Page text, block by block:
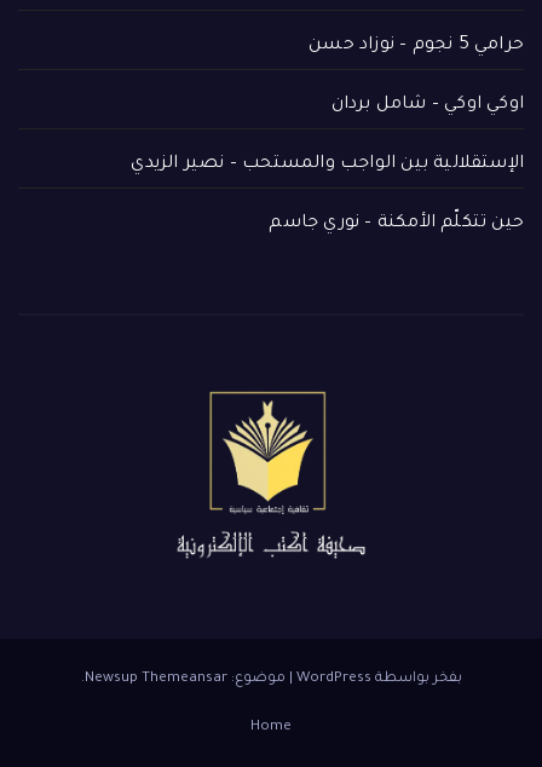
حرامي 5 نجوم – نوزاد حسن
اوكي اوكي – شامل بردان
الإستقلالية بين الواجب والمستحب – نصير الزيدي
حين تتكلّم الأمكنة – نوري جاسم
بفخر بواسطة WordPress موضوع: NewsupThemeansar
.
Home